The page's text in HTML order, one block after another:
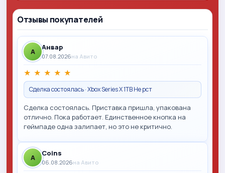
Отзывы покупателей
A Анвар
07.08.2026на Авито
★ ★ ★ ★ ★
Сделка состоялась · Xbox Series X 1TB Не рст
Сделка состоялась. Приставка пришла, упакована
отлично. Пока работает. Единственное кнопка на
геймпаде одна залипает, но это не критично.
A Coins
06.08.2026на Авито